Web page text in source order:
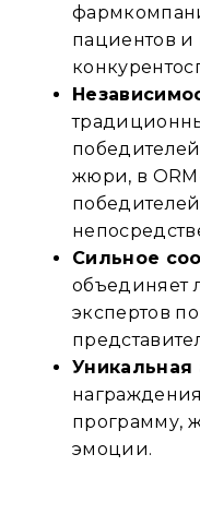
пациентов
жюри, в
Сильное
объединяет
экспертов
Уникальная
программу,
эмоции.